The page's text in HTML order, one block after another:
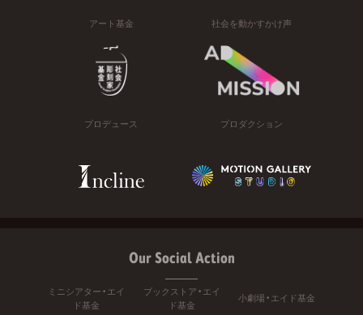
アート基金 社会を動かすかけ声
プロデュース プロダクション
Our Social Action
ミニシアター・エイ
ド基金
ブックストア・エイ
ド基金
小劇場・エイド基金